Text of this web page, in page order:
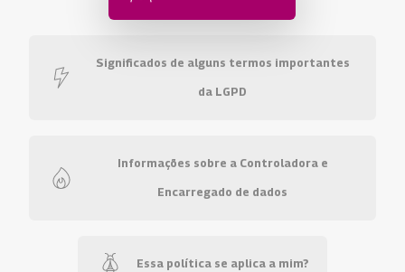
Significados de alguns termos importantes
da LGPD
Informações sobre a Controladora e
Encarregado de dados
Essa política se aplica a mim?